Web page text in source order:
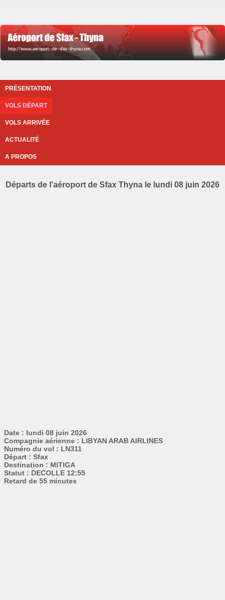
PRÉSENTATION
VOLS DÉPART
VOLS ARRIVÉE
ACTUALITÉ
A PROPOS
Départs de l'aéroport de Sfax Thyna le lundi 08 juin 2026
Date : lundi 08 juin 2026
Compagnie aérienne : LIBYAN ARAB AIRLINES
Numéro du vol : LN311
Départ : Sfax
Destination : MITIGA
Statut : DECOLLE 12:55
Retard de 55 minutes